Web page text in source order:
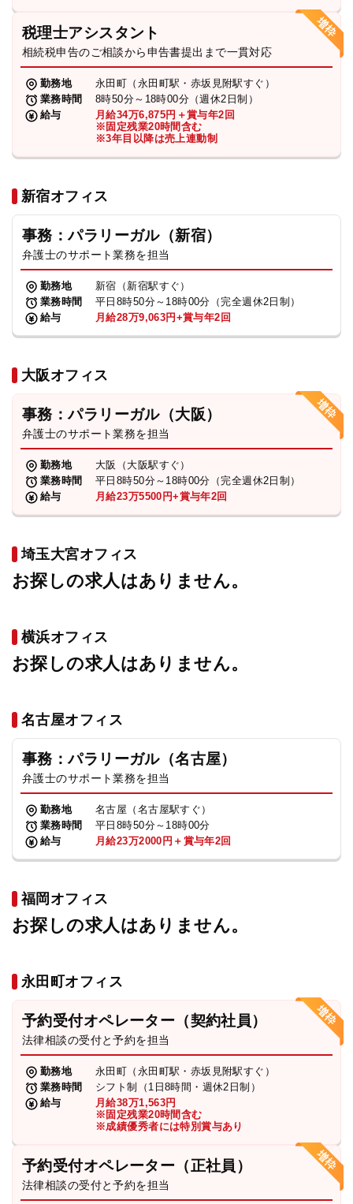
税理士アシスタント
相続税申告のご相談から申告書提出まで一貫対応
勤務地
永田町（永田町駅・赤坂見附駅すぐ）
業務時間
8時50分～18時00分（週休2日制）
給与
月給34万6,875円＋賞与年2回
※固定残業20時間含む
※3年目以降は売上連動制
新宿オフィス
事務：パラリーガル（新宿）
弁護士のサポート業務を担当
勤務地
新宿（新宿駅すぐ）
業務時間
平日8時50分～18時00分（完全週休2日制）
給与
月給28万9,063円+賞与年2回
大阪オフィス
事務：パラリーガル（大阪）
弁護士のサポート業務を担当
勤務地
大阪（大阪駅すぐ）
業務時間
平日8時50分～18時00分（完全週休2日制）
給与
月給23万5500円+賞与年2回
埼玉大宮オフィス
お探しの求人はありません。
横浜オフィス
お探しの求人はありません。
名古屋オフィス
事務：パラリーガル（名古屋）
弁護士のサポート業務を担当
勤務地
名古屋（名古屋駅すぐ）
業務時間
平日8時50分～18時00分
給与
月給23万2000円＋賞与年2回
福岡オフィス
お探しの求人はありません。
永田町オフィス
予約受付オペレーター（契約社員）
法律相談の受付と予約を担当
勤務地
永田町（永田町駅・赤坂見附駅すぐ）
業務時間
シフト制（1日8時間・週休2日制）
給与
月給38万1,563円
※固定残業20時間含む
※成績優秀者には特別賞与あり
予約受付オペレーター（正社員）
法律相談の受付と予約を担当
プライバシーポリシー
TikTok受賞 定義集 動画集